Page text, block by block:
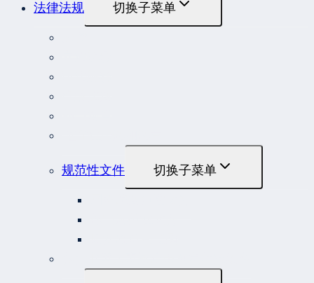
法律法规 切换子菜单
规范性文件 切换子菜单